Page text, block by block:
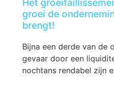
Het
groei de
brengt!
Bijna een derde van de
gevaar door een
nochtans rendabel zijn